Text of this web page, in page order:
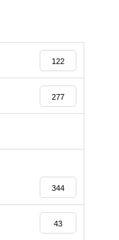
122
277
344
43